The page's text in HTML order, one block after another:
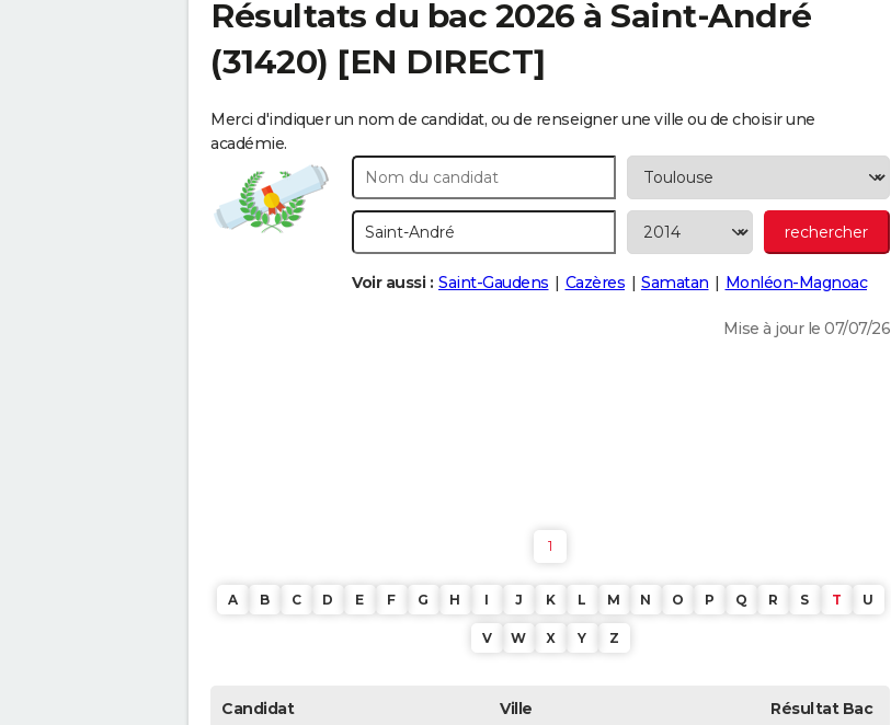
Résultats du bac 2026 à Saint-André
(31420) [EN DIRECT]
Merci d'indiquer un nom de candidat, ou de renseigner une ville ou de choisir une
académie.
Voir aussi : Saint-Gaudens Cazères Samatan Monléon-Magnoac
Mise à jour le 07/07/26
1
A B C D E F G H I J K L M N O P Q R S T U
V W X Y Z
Candidat Ville RésultatBac